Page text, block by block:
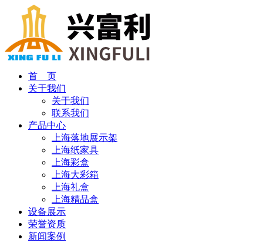
首 页
关于我们
关于我们
联系我们
产品中心
上海落地展示架
上海纸家具
上海彩盒
上海大彩箱
上海礼盒
上海精品盒
设备展示
荣誉资质
新闻案例